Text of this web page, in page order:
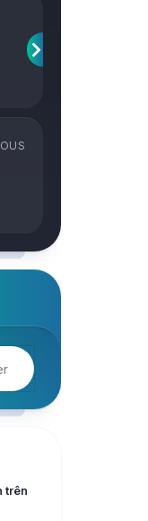
trên